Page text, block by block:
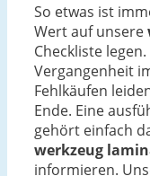
So etwas ist
Wert auf unsere
Checkliste
Vergangenheit
Fehlkäufen
Ende. Eine
gehört einfach
werkzeug
informieren.